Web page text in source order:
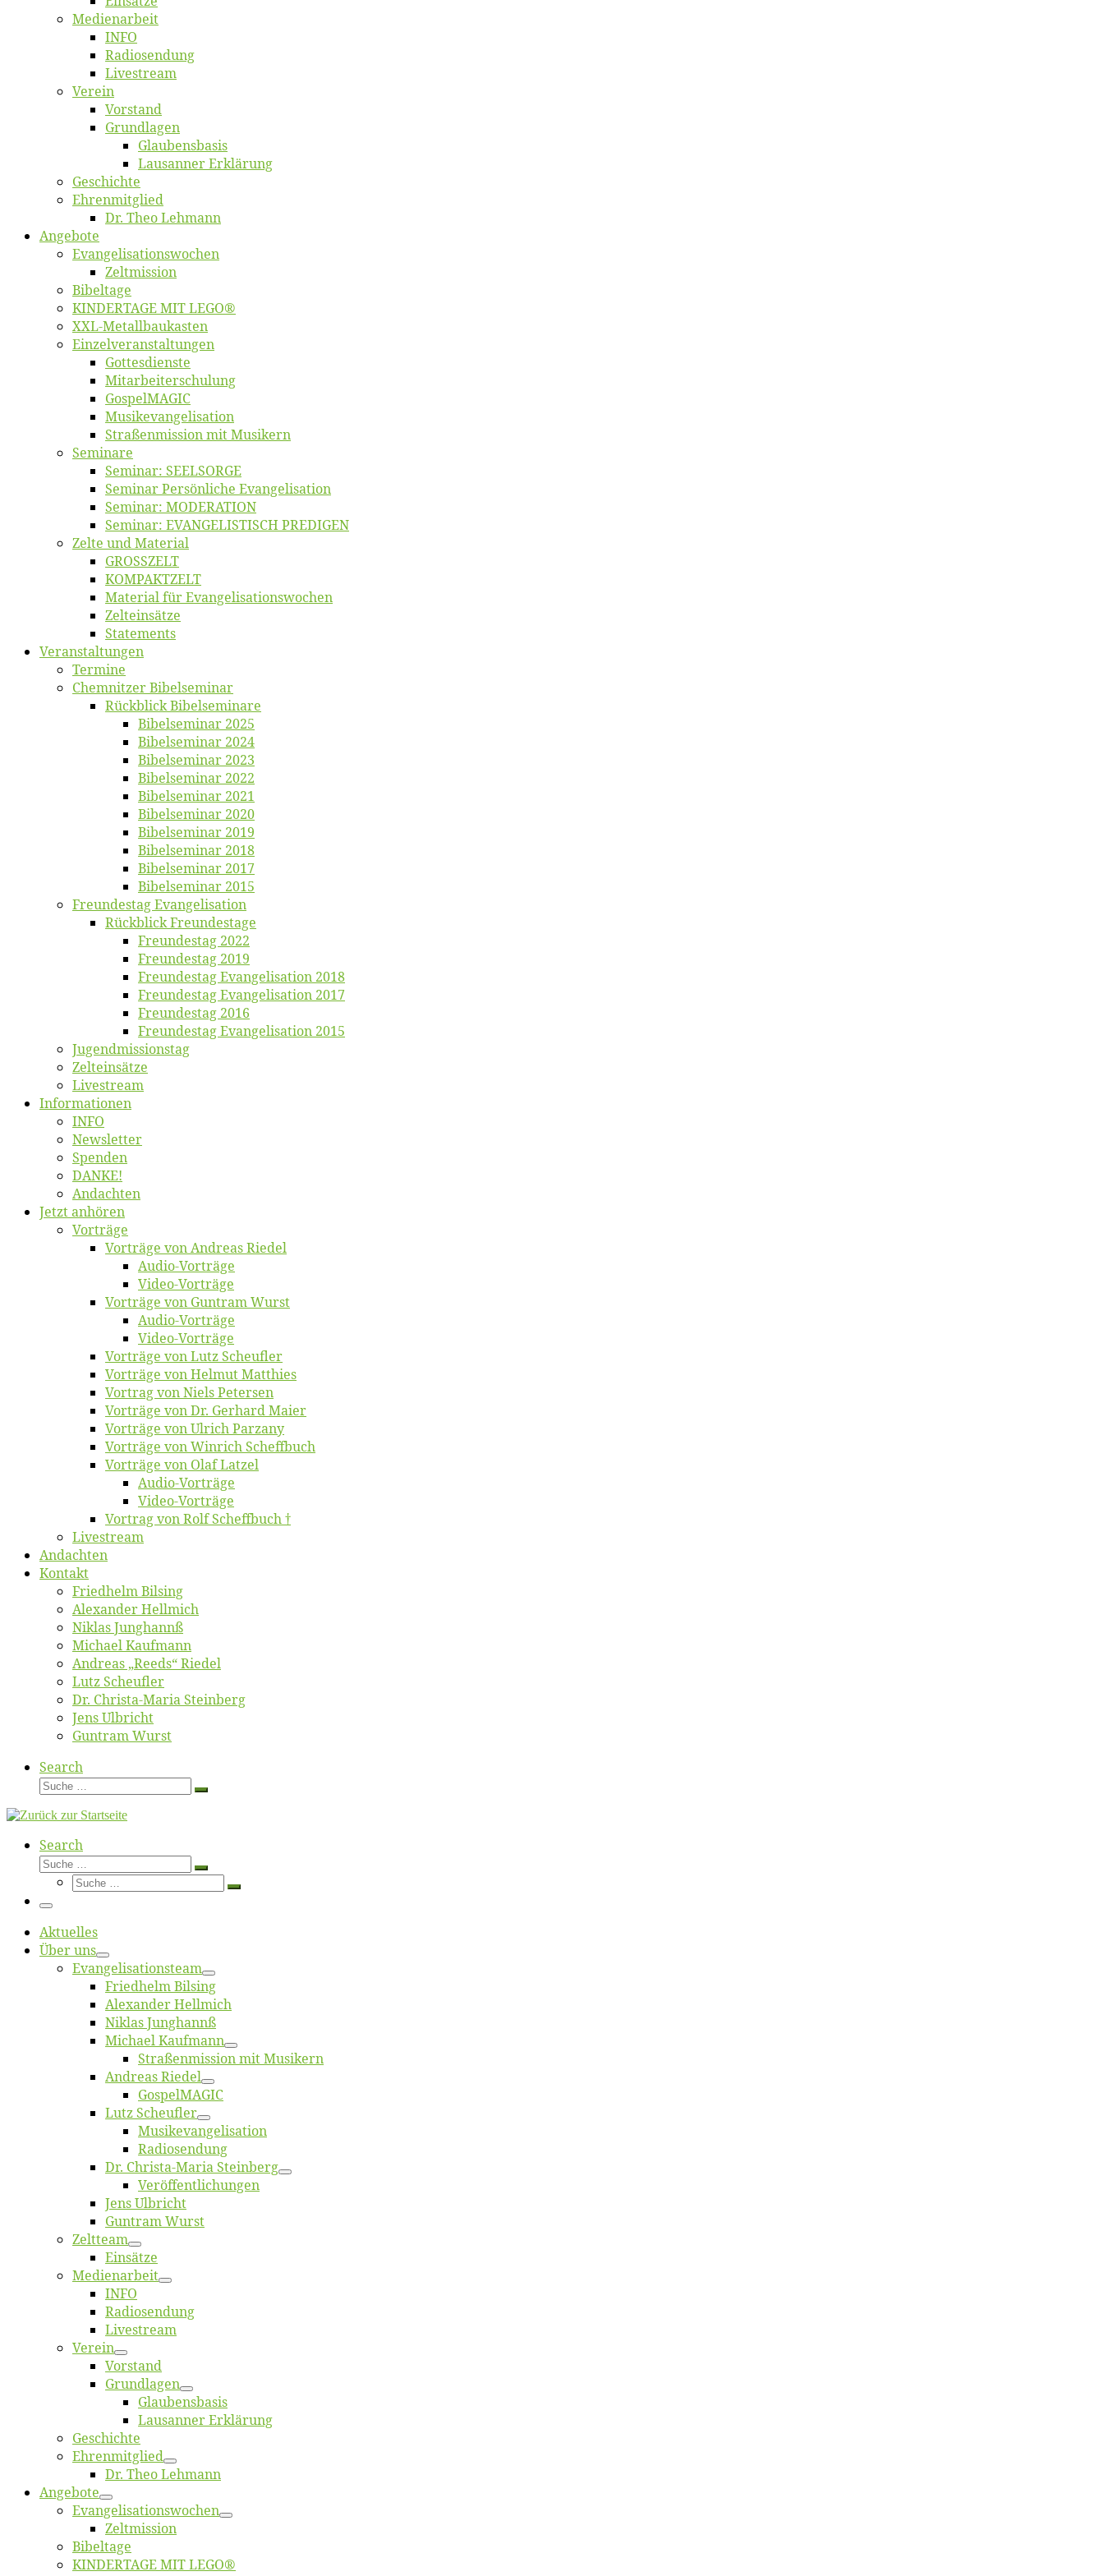
Me­di­en­ar­beit
INFO
Ra­dio­sen­dung
Live­stream
Ver­ein
Vor­stand
Grund­la­gen
Glaubens­ba­sis
Lausan­ner Erklärung
Ge­schich­te
Eh­ren­mit­glied
Dr. Theo Lehmann
An­ge­bo­te
Evangelisa­tions­wo­chen
Zelt­mis­si­on
Bi­bel­ta­ge
KINDERTAGE MIT LEGO®
XXL-Me­­tal­l­­bau­­kas­­ten
Einzelver­an­stal­tungen
Got­tes­diens­te
Mitarbeiter­schulung
Gos­pel­MA­GIC
Musikevan­ge­li­sa­tion
Straßenmis­sion mit Musikern
Se­mi­na­re
Se­mi­nar: SEELSORGE
Se­mi­nar Per­sön­li­che Evangelisation
Se­mi­nar: MODERATION
Se­mi­nar: EVANGELISTISCH PREDIGEN
Zel­te und Material
GROSSZELT
KOMPAKTZELT
Ma­te­ri­al für Evangelisationswochen
Zelt­ein­sät­ze
State­ments
Ver­an­stal­tun­gen
Ter­mi­ne
Chemnit­zer Bibelseminar
Rück­blick Bibelseminare
Bi­bel­se­mi­nar 2025
Bi­bel­se­mi­nar 2024
Bi­bel­se­mi­nar 2023
Bi­bel­se­mi­nar 2022
Bi­bel­se­mi­nar 2021
Bi­bel­se­mi­nar 2020
Bi­bel­se­mi­nar 2019
Bi­bel­se­mi­nar 2018
Bibelsemi­nar 2017
Bibelsemi­nar 2015
Freun­des­tag Evangelisation
Rück­blick Freundestage
Freun­des­tag 2022
Freun­des­tag 2019
Freun­des­tag Evan­ge­li­sa­ti­on 2018
Freun­des­tag Evan­ge­li­sa­ti­on 2017
Freun­des­tag 2016
Freun­des­tag Evan­ge­li­sa­ti­on 2015
Jugend­mis­sions­tag
Zelt­ein­sät­ze
Live­stream
Informatio­nen
INFO
News­let­ter
Spen­den
DANKE!
An­dach­ten
Jetzt an­hö­ren
Vor­trä­ge
Vor­trä­ge von An­dre­as Riedel
Au­dio-Vor­trä­ge
Vi­deo-Vor­trä­ge
Vor­trä­ge von Gun­tram Wurst
Au­dio-Vor­trä­ge
Vi­deo-Vor­trä­ge
Vor­trä­ge von Lutz Scheufler
Vor­trä­ge von Hel­mut Matthies
Vor­trag von Niels Petersen
Vor­trä­ge von Dr. Ger­hard Maier
Vor­trä­ge von Ul­rich Parzany
Vor­trä­ge von Win­rich Scheffbuch
Vor­trä­ge von Olaf Latzel
Au­dio-Vor­trä­ge
Vi­deo-Vor­trä­ge
Vor­trag von Rolf Scheffbuch †
Live­stream
An­dach­ten
Kon­takt
Fried­helm Bilsing
Alex­an­der Hellmich
Ni­klas Junghannß
Mi­cha­el Kaufmann
An­dre­as „Reeds“ Riedel
Lutz Scheuf­ler
Dr. Chris­­ta-Ma­ria Steinberg
Jens Ulb­richt
Gun­tram Wurst
Search
Suche
Suche
Search
Suche
Suche
Suche
Suche
Menü
Ak­tu­el­les
Über uns
Evangelisa­tions­team
Fried­helm Bilsing
Alex­an­der Hellmich
Ni­klas Junghannß
Mi­cha­el Kaufmann
Straßenmis­sion mit Musikern
An­dre­as Riedel
Gos­pel­MA­GIC
Lutz Scheuf­ler
Musikevan­ge­li­sa­tion
Ra­dio­sen­dung
Dr. Chris­­ta-Ma­ria Steinberg
Ver­öf­fent­li­chun­gen
Jens Ulb­richt
Gun­tram Wurst
Zelt­team
Ein­sät­ze
Me­di­en­ar­beit
INFO
Ra­dio­sen­dung
Live­stream
Ver­ein
Vor­stand
Grund­la­gen
Glaubens­ba­sis
Lausan­ner Erklärung
Ge­schich­te
Eh­ren­mit­glied
Dr. Theo Lehmann
An­ge­bo­te
Evangelisa­tions­wo­chen
Zelt­mis­si­on
Bi­bel­ta­ge
KINDERTAGE MIT LEGO®